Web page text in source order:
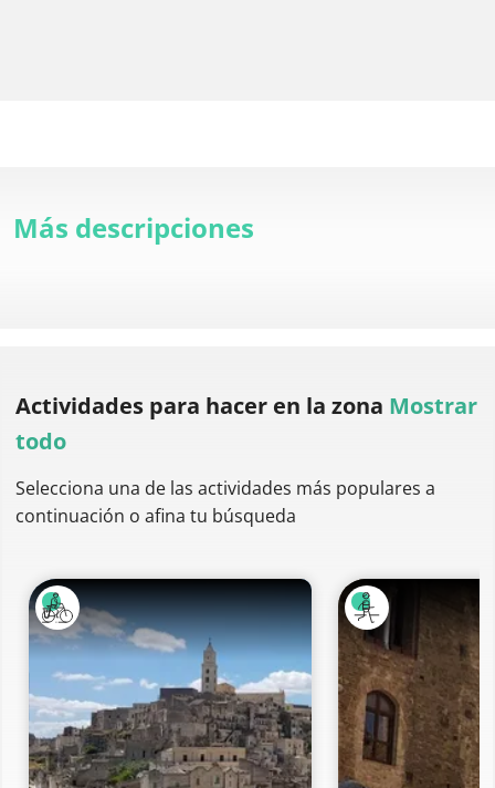
Más descripciones
Actividades para hacer en la zona Mostrar
todo
Selecciona una de las actividades más populares a
continuación o afina tu búsqueda